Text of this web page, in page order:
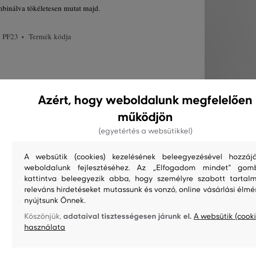
tökéletesen mutat majd.
PF23
Termék kódja
VASALÁS TISZTÍTÁS
Azért, hogy weboldalunk megfelelően
működjön
(egyetértés a websütikkel)
A websütik (cookies) kezelésének beleegyezésével
weboldalunk fejlesztéséhez. Az „Elfogadom mindet"
kattintva beleegyezik abba, hogy személyre szabott
releváns hirdetéseket mutassunk és vonzó, online vásárlási
nyújtsunk Önnek.
Köszönjük,adataival tisztességesen járunk el. A websütik
használata